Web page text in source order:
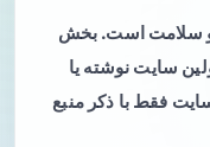
و سلامت است. بخش
سایت نوشته یا
فقط با ذکر منبع